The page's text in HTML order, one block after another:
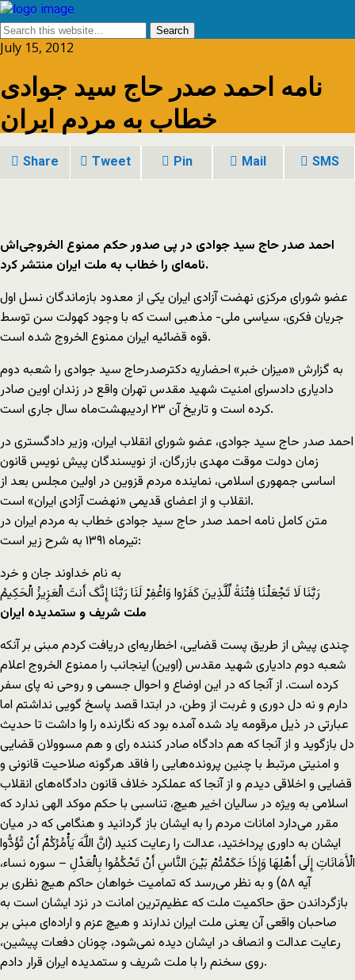
July 15, 2012
نامه احمد صدر حاج سید جوادی
خطاب به مردم ایران
Share Tweet Pin Mail SMS
احمد صدر حاج سید جوادی در پی صدور حکم ممنوع الخروجی‌اش
نامه‌ای را خطاب به ملت ایران منتشر کرد.
عضو شورای مرکزی نهضت آزادی ایران یکی از معدود بازماندگان نسل اول
جریان فکری، سیاسی ملی- مذهبی است که با وجود کهولت سن توسط
قوه قضائیه ایران ممنوع الخروج شده است.
به گزارش «میزان خبر» احضاریه دکترصدرحاج سید جوادی را شعبه دوم
دادیاری دادسرای امنیت شهید مقدس تهران واقع در زندان اوین صادر
کرده است و تاریخ آن ۲۳ اردیبهشت‌ماه سال جاری است.
احمد صدر حاج سید جوادی، عضو شورای انقلاب ایران، وزیر دادگستری در
زمان دولت موقت مهدی بازرگان، از نویسندگان پیش نویس قانون
اساسی جمهوری اسلامی، نماینده مردم قزوین در اولین مجلس بعد از
انقلاب و از اعضای قدیمی «نهضت آزادی ایران» است.
متن کامل نامه احمد صدر حاج سید جوادی خطاب به مردم ایران در
تیرماه ۱۳۹۱ به شرح زیر است:
به نام خداوند جان و خرد
رَبَّنَا لَا تَجْعَلْنَا فِتْنَةً لِّلَّذِینَ کَفَرُوا وَاغْفِرْ لَنَا رَبَّنَا إِنَّکَ أَنتَ الْعَزِیزُ الْحَکِیمُ
ملت شریف و ستمدیده ایران
چندی پیش از طریق پست قضایی، اخطاریه‌ای دریافت کردم مبنی بر آنکه
شعبه دوم دادیاری شهید مقدس (اوین) اینجانب را ممنوع الخروج اعلام
کرده است. از آنجا که در این اوضاع و احوال جسمی و روحی نه پای سفر
دارم و نه دل دوری و غربت از وطن، در ابتدا قصد پاسخ گویی نداشتم اما
عبارتی در ذیل مرقومه یاد شده آمده بود که نگارنده را وا داشت تا حدیث
دل بازگوید و از آنجا که هم دادگاه صادر کننده رای و هم مسوولان قضایی
و امنیتی مرتبط با چنین پرونده‌هایی را فاقد هرگونه صلاحیت قانونی و
قضایی و اخلاقی دیدم و از آنجا که عملکرد خلاف قانون دادگاه‌های انقلاب
اسلامی به ویژه در سالیان اخیر هیچ، تناسبی با حکم موکد الهی ندارد که
مقرر می‌دارد امانات مردم را به ایشان باز گردانید و هنگامی که در میان
ایشان به داوری پرداختید، عدالت را رعایت کنید (انَّ اللَّهَ یَأْمُرُکُمْ أَنْ تُؤَدُّوا
الْأَمَانَاتِ إِلَى أَهْلِهَا وَإِذَا حَکَمْتُمْ بَیْنَ النَّاسِ أَنْ تَحْکُمُوا بِالْعَدْلِ – سوره نساء،
آیه ۵۸) و به نظر می‌رسد که تمامیت خواهان حاکم هیچ نظری بر
بازگرداندن حق حاکمیت ملت که عظیم‌ترین امانت در نزد ایشان است به
صاحبان واقعی آن یعنی ملت ایران ندارند و هیچ عزم و اراده‌ای مبنی بر
رعایت عدالت و انصاف در ایشان دیده نمی‌شود، چونان دفعات پیشین،
روی سخنم را با ملت شریف و ستمدیده ایران قرار دادم.